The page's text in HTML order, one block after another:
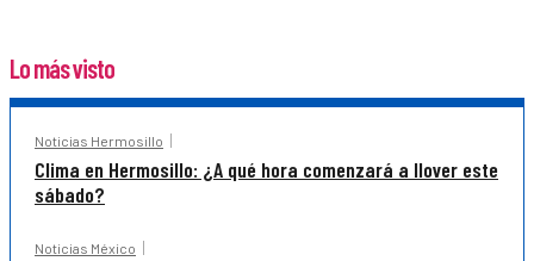
Lo más visto
Noticias Hermosillo
Clima en Hermosillo: ¿A qué hora comenzará a llover este
sábado?
Noticias México